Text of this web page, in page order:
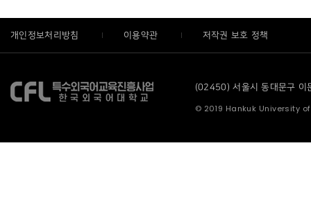
개인정보처리방침 이용약관 저작권 보호 정책
(02450) 서울시 동대문구
© 2019 Hankuk University